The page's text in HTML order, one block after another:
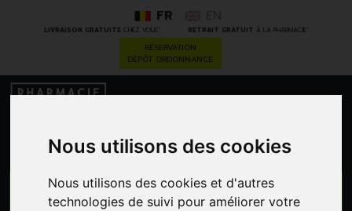
Nous utilisons des cookies
Nous utilisons des cookies et d'autres
technologies de suivi pour améliorer votre
LIVRAISON GRATUITECHEZ VOUS* RETRAIT GRATUIT À LA PHARMACIE *
FR
RÉSERVATION
DÉPÔT ORDONNANCE